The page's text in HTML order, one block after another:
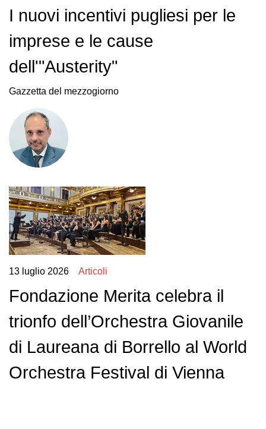
I nuovi incentivi pugliesi per le
imprese e le cause
dell'"Austerity"
Gazzetta del mezzogiorno
13 luglio 2026 Articoli
Fondazione Merita celebra il
trionfo dell’Orchestra Giovanile
di Laureana di Borrello al World
Orchestra Festival di Vienna